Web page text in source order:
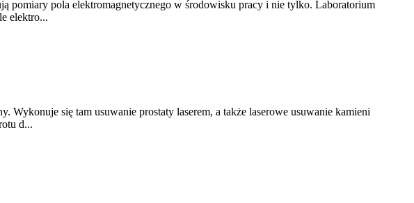
pomiary pola elektromagnetycznego w środowisku pracy i nie tylko. Laboratorium
elektro...
Wykonuje się tam usuwanie prostaty laserem, a także laserowe usuwanie kamieni
d...